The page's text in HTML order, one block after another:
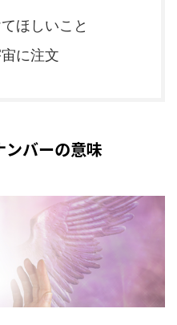
ほしいこと
に注文
ンバーの意味